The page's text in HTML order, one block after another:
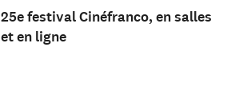
25e festival Cinéfranco, en salles
et en ligne